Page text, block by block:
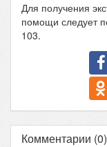
Для получения
помощи следует
103.
Комментарии (0)